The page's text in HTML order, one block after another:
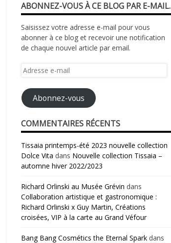
ABONNEZ-VOUS À CE BLOG PAR E-MAIL.
Saisissez votre adresse e-mail pour vous
abonner à ce blog et recevoir une notification
de chaque nouvel article par email.
Adresse
mail
Abonnez-vous
COMMENTAIRES RÉCENTS
Tissaia printemps-été 2023 nouvelle collection
Dolce Vita dans Nouvelle collection Tissaia –
automne hiver 2022/2023
Richard Orlinski au Musée Grévin dans
Collaboration artistique et gastronomique :
Richard Orlinski x Guy Martin, Créations
croisées, VIP à la carte au Grand Véfour
Bang Bang Cosmétics the Eternal Spark dans